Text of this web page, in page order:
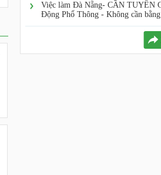
Việc làm Đà Nẵng- CẦN TUYỂN
Động Phổ Thông - Không cần bằng